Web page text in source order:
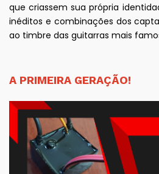
que criassem sua própria
inéditos e combinações dos
ao timbre das guitarras mais
A PRIMEIRA GERAÇÃO!